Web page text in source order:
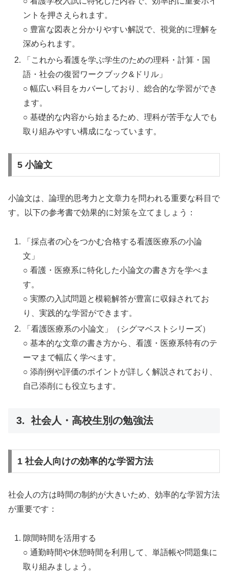
ントを押さえられます。
○ 豊富な図表と分かりやすい解説で、視覚的に理解を
深められます。
「これから看護を学ぶ学生のための理科・計算・国
語・社会の復習ワークブック&ドリル」
○ 幅広い科目をカバーしており、総合的な学習ができ
ます。
○ 基礎的な内容から始まるため、理科が苦手な人でも
取り組みやすい構成になっています。
5 小論文
小論文は、論理的思考力と文章力を問われる重要な科目で
す。以下の参考書で効果的に対策を立てましょう：
「採点者の心をつかむ合格する看護医療系の小論
文」
○ 看護・医療系に特化した小論文の書き方を学べま
す。
○ 実際の入試問題と模範解答が豊富に収録されてお
り、実践的な学習ができます。
「看護医療系の小論文」（シグマベストシリーズ）
○ 基本的な文章の書き方から、看護・医療系特有のテ
ーマまで幅広く学べます。
○ 添削例や評価のポイントが詳しく解説されており、
自己添削にも役立ちます。
3. 社会人・高校生別の勉強法
1 社会人向けの効率的な学習方法
社会人の方は時間の制約が大きいため、効率的な学習方法
が重要です：
隙間時間を活用する
○ 通勤時間や休憩時間を利用して、単語帳や問題集に
取り組みましょう。